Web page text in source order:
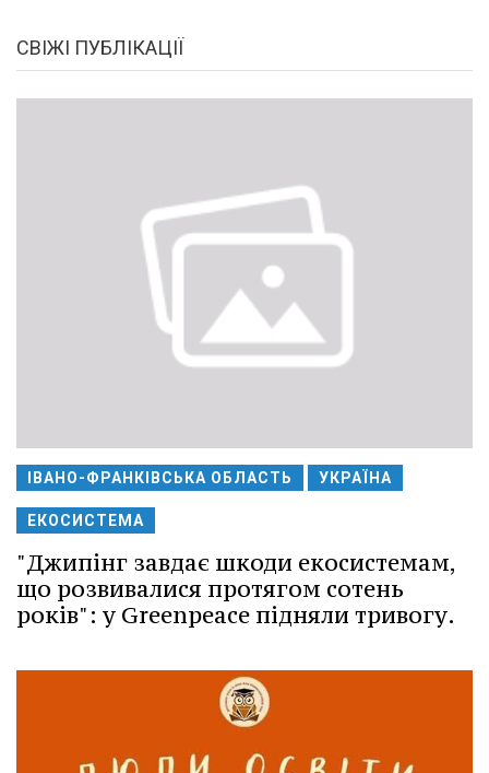
СВІЖІ ПУБЛІКАЦІЇ
ІВАНО-ФРАНКІВСЬКА ОБЛАСТЬ УКРАЇНА
ЕКОСИСТЕМА
"Джипінг завдає шкоди екосистемам,
що розвивалися протягом сотень
років": у Greenpeace підняли тривогу.